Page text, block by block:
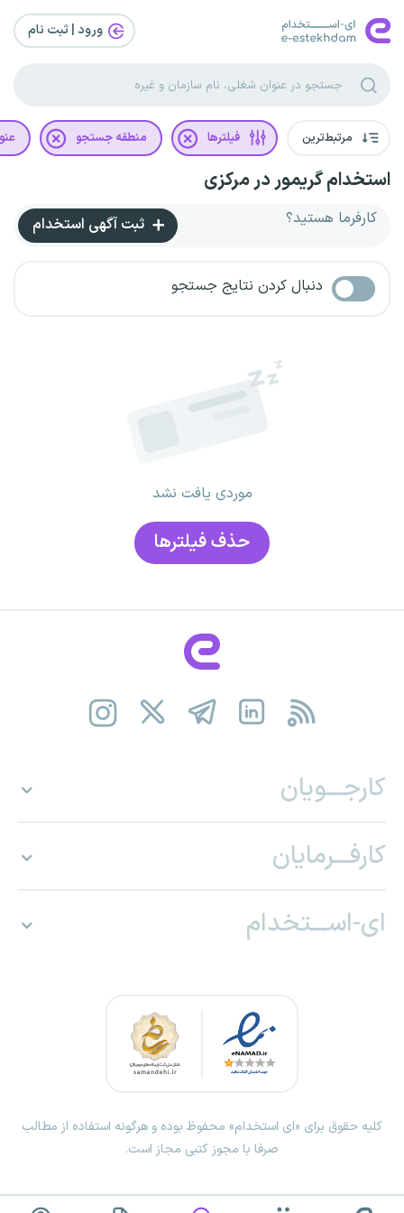
ورود | ثبت‌ نام
مرتبط‌ترین فیلترها منطقه جستجو
استخدام گریمور در مرکزی
کارفرما هستید؟ ثبت آگهی استخدام
دنبال کردن نتایج جستجو
موردی یافت نشد
حذف فیلتر‌ها
کارجـــویان
کارفـــرمایان
ای-اســـتخدام
کلیه حقوق برای «ای استخدام» محفوظ بوده و هرگونه استفاده از مطالب
صرفا با مجوز کتبی مجاز است.